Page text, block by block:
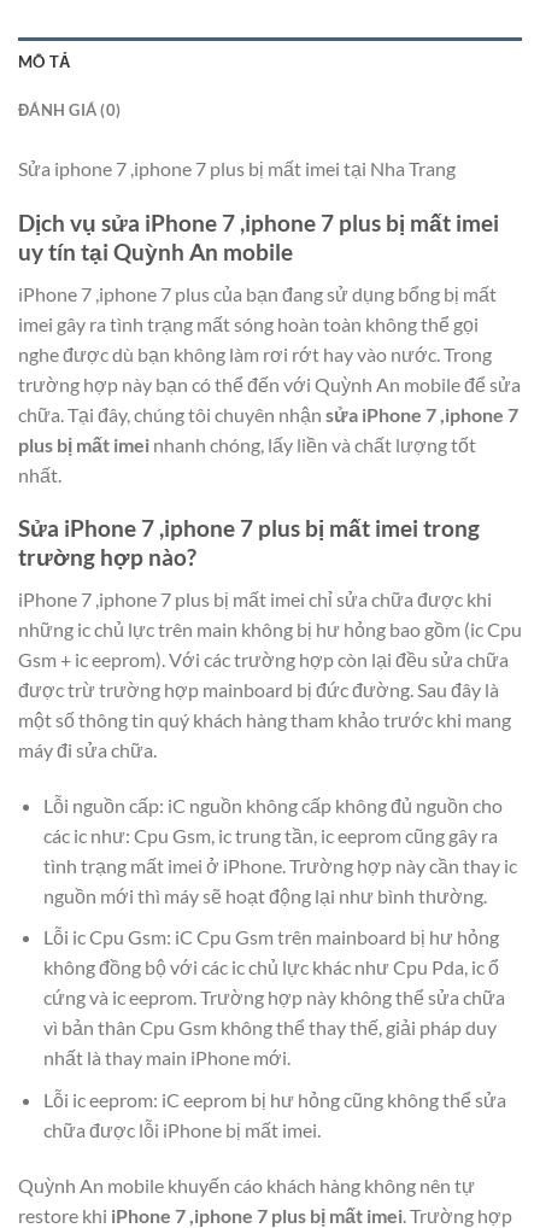
MÔ TẢ
ĐÁNH GIÁ (0)
Sửa iphone 7 ,iphone 7 plus bị mất imei tại Nha Trang
Dịch vụ sửa iPhone 7 ,iphone 7 plus bị mất imei
uy tín tại Quỳnh An mobile
iPhone 7 ,iphone 7 plus của bạn đang sử dụng bổng bị mất
imei gây ra tình trạng mất sóng hoàn toàn không thể gọi
nghe được dù bạn không làm rơi rớt hay vào nước. Trong
trường hợp này bạn có thể đến với Quỳnh An mobile để sửa
chữa. Tại đây, chúng tôi chuyên nhận sửa iPhone 7 ,iphone 7
plus bị mất imei nhanh chóng, lấy liền và chất lượng tốt
nhất.
Sửa iPhone 7 ,iphone 7 plus bị mất imei trong
trường hợp nào?
iPhone 7 ,iphone 7 plus bị mất imei chỉ sửa chữa được khi
những ic chủ lực trên main không bị hư hỏng bao gồm (ic Cpu
Gsm + ic eeprom). Với các trường hợp còn lại đều sửa chữa
được trừ trường hợp mainboard bị đức đường. Sau đây là
một số thông tin quý khách hàng tham khảo trước khi mang
máy đi sửa chữa.
Lỗi nguồn cấp: iC nguồn không cấp không đủ nguồn cho
các ic như: Cpu Gsm, ic trung tần, ic eeprom cũng gây ra
tình trạng mất imei ở iPhone. Trường hợp này cần thay ic
nguồn mới thì máy sẽ hoạt động lại như bình thường.
Lỗi ic Cpu Gsm: iC Cpu Gsm trên mainboard bị hư hỏng
không đồng bộ với các ic chủ lực khác như Cpu Pda, ic ổ
cứng và ic eeprom. Trường hợp này không thể sửa chữa
vì bản thân Cpu Gsm không thể thay thế, giải pháp duy
nhất là thay main iPhone mới.
Lỗi ic eeprom: iC eeprom bị hư hỏng cũng không thể sửa
chữa được lỗi iPhone bị mất imei.
Quỳnh An mobile khuyến cáo khách hàng không nên tự
restore khi iPhone 7 ,iphone 7 plus bị mất imei . Trường hợp